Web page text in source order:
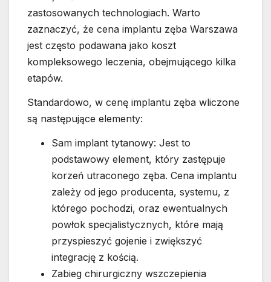
zastosowanych technologiach. Warto
zaznaczyć, że cena implantu zęba Warszawa
jest często podawana jako koszt
kompleksowego leczenia, obejmującego kilka
etapów.
Standardowo, w cenę implantu zęba wliczone
są następujące elementy:
Sam implant tytanowy: Jest to
podstawowy element, który zastępuje
korzeń utraconego zęba. Cena implantu
zależy od jego producenta, systemu, z
którego pochodzi, oraz ewentualnych
powłok specjalistycznych, które mają
przyspieszyć gojenie i zwiększyć
integrację z kością.
Zabieg chirurgiczny wszczepienia